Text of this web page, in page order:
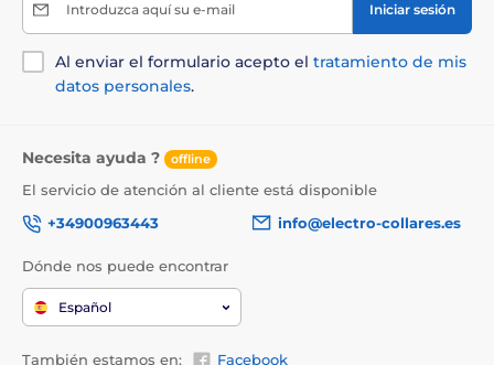
Introduzca aquí su e-mail Iniciar sesión
Al enviar el formulario acepto el tratamiento de mis
datos personales.
Necesita ayuda ? offline
El servicio de atención al cliente está disponible
+34900963443
info@electro-collares.es
Dónde nos puede encontrar
Español
También estamos en: Facebook